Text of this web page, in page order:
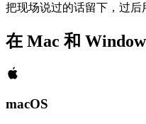
把现场说过的话留下，过后
在 Mac 和
macOS